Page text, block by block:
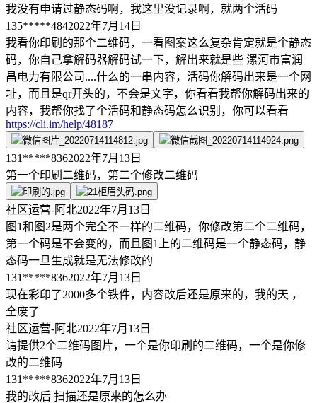
我没有申请过静态码啊，我这里没记录啊，就两个活码
135*****4842022年7月14日
我看你印刷的那个二维码，一看图案这么复杂肯定就是个静态
码，你自己拿解码器解码试一下，解出来就是些 漯河市富润
昌电力有限公司....什么的一串内容，活码你解码出来是一个网
址，而且是qr开头的，不会是文字，你看看我帮你解码出来的
内容，我帮你找了个活码和静态码怎么识别，你可以看看
https://cli.im/help/48187
131*****8362022年7月13日
第一个印刷二维码，第二个修改二维码
社区运营-阿北2022年7月13日
图1和图2是两个完全不一样的二维码，你修改第二个二维码，
第一个码是不会变的，而且图1上的二维码是一个静态码，静
态码一旦生成就是无法修改的
131*****8362022年7月13日
现在彩印了2000多个铁件，内容改后还是原来的，我的天 ，
全废了
社区运营-阿北2022年7月13日
请提供2个二维码图片，一个是你印刷的二维码，一个是你修
改的二维码
131*****8362022年7月13日
我的改后 扫描还是原来的怎么办